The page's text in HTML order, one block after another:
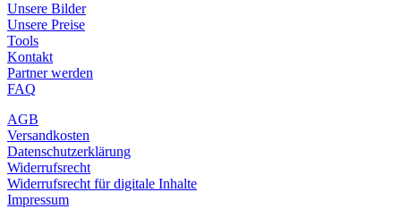
Unsere Bilder
Unsere Preise
Tools
Kontakt
Partner werden
FAQ
AGB
Versandkosten
Datenschutzerklärung
Widerrufsrecht
Widerrufsrecht für digitale Inhalte
Impressum